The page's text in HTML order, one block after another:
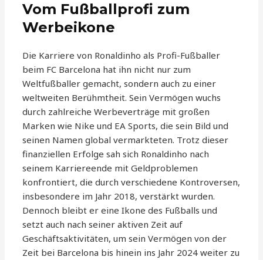
Vom Fußballprofi zum
Werbeikone
Die Karriere von Ronaldinho als Profi-Fußballer
beim FC Barcelona hat ihn nicht nur zum
Weltfußballer gemacht, sondern auch zu einer
weltweiten Berühmtheit. Sein Vermögen wuchs
durch zahlreiche Werbeverträge mit großen
Marken wie Nike und EA Sports, die sein Bild und
seinen Namen global vermarkteten. Trotz dieser
finanziellen Erfolge sah sich Ronaldinho nach
seinem Karriereende mit Geldproblemen
konfrontiert, die durch verschiedene Kontroversen,
insbesondere im Jahr 2018, verstärkt wurden.
Dennoch bleibt er eine Ikone des Fußballs und
setzt auch nach seiner aktiven Zeit auf
Geschäftsaktivitäten, um sein Vermögen von der
Zeit bei Barcelona bis hinein ins Jahr 2024 weiter zu